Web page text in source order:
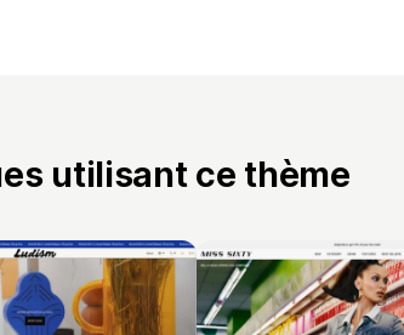
utilisant ce thème